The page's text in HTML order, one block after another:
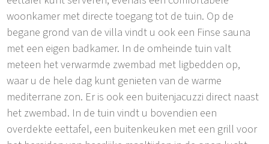
woonkamer met directe toegang tot de tuin. Op de
begane grond van de villa vindt u ook een Finse sauna
met een eigen badkamer. In de omheinde tuin valt
meteen het verwarmde zwembad met ligbedden op,
waar u de hele dag kunt genieten van de warme
mediterrane zon. Er is ook een buitenjacuzzi direct naast
het zwembad. In de tuin vindt u bovendien een
overdekte eettafel, een buitenkeuken met een grill voor